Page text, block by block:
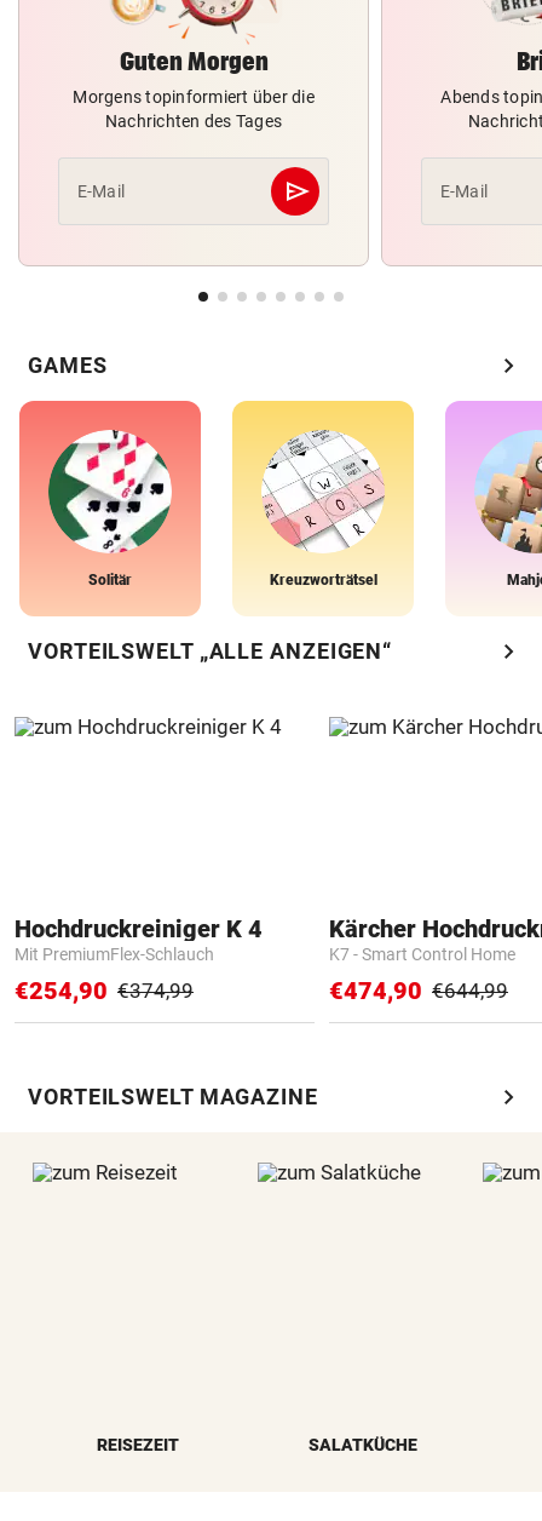
Guten Morgen
Morgens topinformiert über die
Nachrichten des Tages
E-Mail send
Abschicken
Abends
E-Mail
GAMES chevron_right
Solitär Kreuzworträtsel
VORTEILSWELT „ALLE ANZEIGEN“ chevron_right
Hochdruckreiniger K 4
Mit PremiumFlex-Schlauch
€254,90 €374,99
Kärcher
K7 - Smart Control Home
€474,90 €644,99
VORTEILSWELT MAGAZINE chevron_right
REISEZEIT SALATKÜCHE